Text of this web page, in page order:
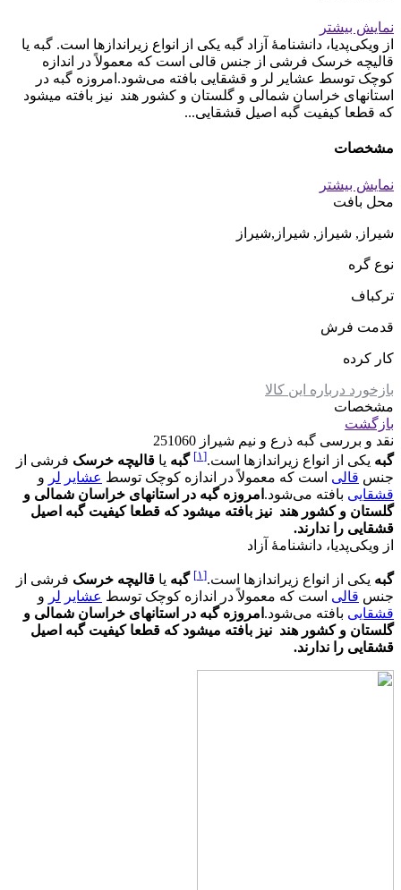
نمایش بیشتر
از ویکی‌پدیا، دانشنامهٔ آزاد گبه یکی از انواع زیراندازها است. گبه یا
قالیچه خرسک فرشی از جنس قالی است که معمولاً در اندازه
کوچک توسط عشایر لر و قشقایی بافته می‌شود.‌امروزه گبه در
استانهای خراسان شمالی و گلستان و کشور هند نیز بافته میشود
که قطعا کیفیت گبه اصیل قشقایی...
مشخصات
نمایش بیشتر
محل بافت
شیراز, شیراز, شیراز,شیراز
نوع گره
ترکباف
قدمت فرش
کار کرده
بازخورد درباره این کالا
مشخصات
بازگشت
نقد و بررسی گبه ذرع و نیم شیراز 251060
گبه یکی از انواع زیراندازها است.[۱] گبه یا قالیچه خرسک فرشی از
جنس قالی است که معمولاً در اندازه کوچک توسط عشایر لر و
قشقایی بافته می‌شود.‌ امروزه گبه در استانهای خراسان شمالی و
گلستان و کشور هند نیز بافته میشود که قطعا کیفیت گبه اصیل
قشقایی را ندارند.
از ویکی‌پدیا، دانشنامهٔ آزاد
گبه یکی از انواع زیراندازها است.[۱] گبه یا قالیچه خرسک فرشی از
جنس قالی است که معمولاً در اندازه کوچک توسط عشایر لر و
قشقایی بافته می‌شود.‌ امروزه گبه در استانهای خراسان شمالی و
گلستان و کشور هند نیز بافته میشود که قطعا کیفیت گبه اصیل
قشقایی را ندارند.